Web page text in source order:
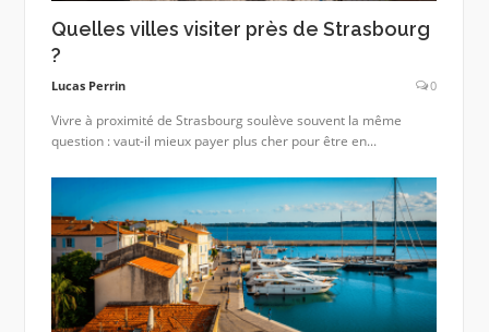
Quelles villes visiter près de Strasbourg
?
Lucas Perrin 0
Vivre à proximité de Strasbourg soulève souvent la même
question : vaut-il mieux payer plus cher pour être en...